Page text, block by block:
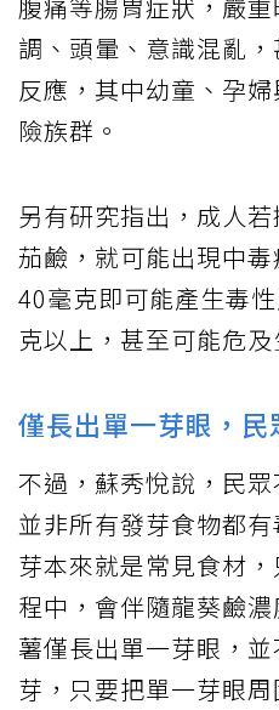
調、頭暈、意識混亂
反應，其中幼童、孕
險族群。
另有研究指出，成人
茄鹼，就可能出現中
40毫克即可能產生毒
克以上，甚至可能危及
僅長出單一芽眼，民
不過，蘇秀悅說，民眾
並非所有發芽食物都
芽本來就是常見食材
程中，會伴隨龍葵鹼
薯僅長出單一芽眼，
芽，只要把單一芽眼